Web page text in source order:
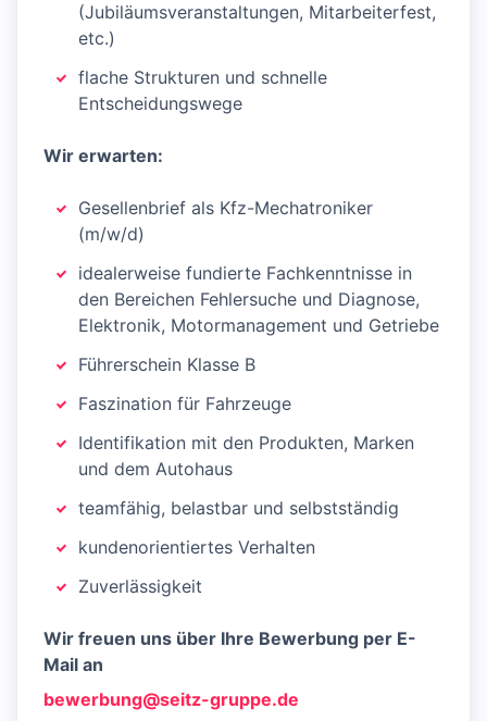
(Jubiläumsveranstaltungen, Mitarbeiterfest,
etc.)
flache Strukturen und schnelle
Entscheidungswege
Wir erwarten:
Gesellenbrief als Kfz-Mechatroniker
(m/w/d)
idealerweise fundierte Fachkenntnisse in
den Bereichen Fehlersuche und Diagnose,
Elektronik, Motormanagement und Getriebe
Führerschein Klasse B
Faszination für Fahrzeuge
Identifikation mit den Produkten, Marken
und dem Autohaus
teamfähig, belastbar und selbstständig
kundenorientiertes Verhalten
Zuverlässigkeit
Wir freuen uns über Ihre Bewerbung per E-
Mail an
bewerbung@seitz-gruppe.de